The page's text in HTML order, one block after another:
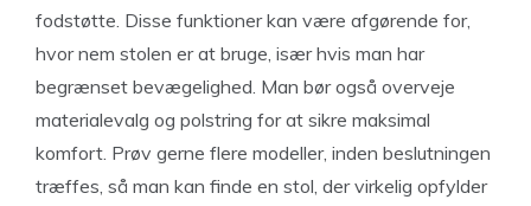
fodstøtte. Disse funktioner kan være afgørende for,
hvor nem stolen er at bruge, især hvis man har
begrænset bevægelighed. Man bør også overveje
materialevalg og polstring for at sikre maksimal
komfort. Prøv gerne flere modeller, inden beslutningen
træffes, så man kan finde en stol, der virkelig opfylder